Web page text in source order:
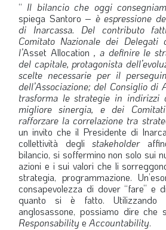
“ Il bilancio che oggi
spiega Santoro – è espressione
di Inarcassa. Del contributo
Comitato Nazionale dei Delegati
l’Asset Allocation , a definire le
del capitale, protagonista
scelte necessarie per il
dell’Associazione; del Consiglio di
trasforma le strategie in indirizzi
migliore sinergia, e dei
rafforzare la correlazione tra
un invito che il Presidente di
collettività deglistakeholder
bilancio, si soffermino non solo sui
azioni e i sui valori che li
strategia, programmazione.
consapevolezza di dover “fare” e
quanto si è fatto. Utilizzando
anglosassone, possiamo dire
Responsability e Accountability.